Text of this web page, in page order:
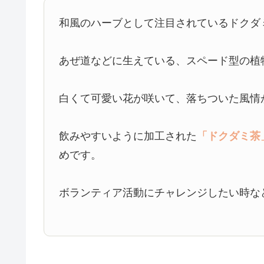
和風のハーブとして注目されているドクダ
あぜ道などに生えている、スペード型の植
白くて可愛い花が咲いて、落ちついた風情
飲みやすいように加工された 「ドクダミ茶
めです。
ボランティア活動にチャレンジしたい時な